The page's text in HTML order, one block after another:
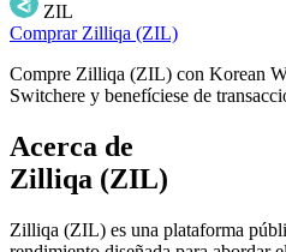
ZIL
Comprar Zilliqa (ZIL)
Compre Zilliqa (ZIL) con Korean
Switchere y benefíciese de
Acerca de
Zilliqa (ZIL)
Zilliqa (ZIL) es una plataforma